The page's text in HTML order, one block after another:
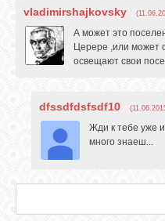
vladimirshajkovsky
А может это
Церере ,или может
освещают свои
dfssdfdsfsdf10
Жди к тебе уже
много знаеш...